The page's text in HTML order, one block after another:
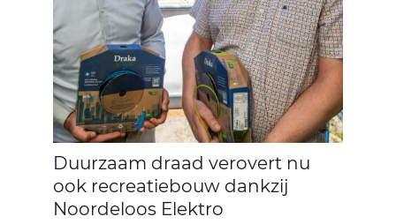
Duurzaam draad verovert nu
ook recreatiebouw dankzij
Noordeloos Elektro